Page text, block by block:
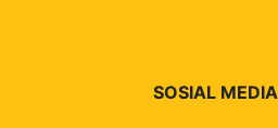
SOSIAL MEDIA